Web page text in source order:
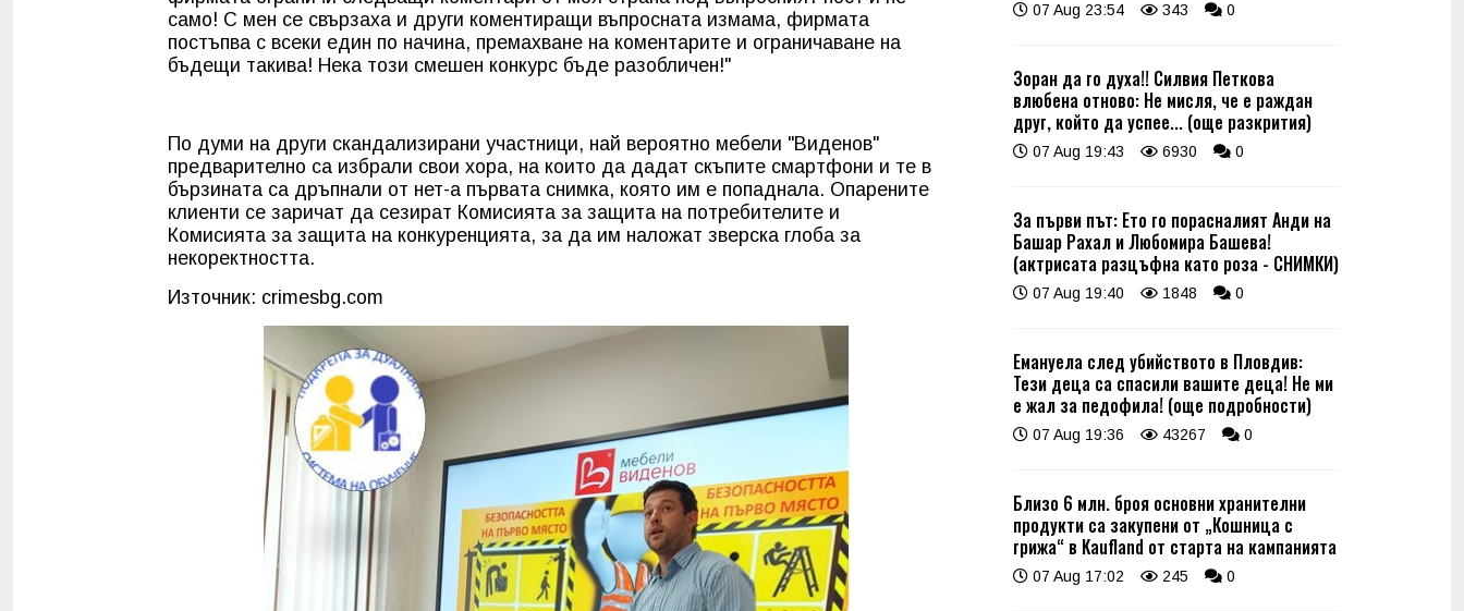
само! С мен се свързаха и други коментиращи въпросната измама, фирмата
постъпва с всеки един по начина, премахване на коментарите и ограничаване на
бъдещи такива! Нека този смешен конкурс бъде разобличен!"
По думи на други скандализирани участници, най вероятно мебели "Виденов"
предварително са избрали свои хора, на които да дадат скъпите смартфони и те в
бързината са дръпнали от нет-а първата снимка, която им е попаднала. Опарените
клиенти се заричат да сезират Комисията за защита на потребителите и
Комисията за защита на конкуренцията, за да им наложат зверска глоба за
некоректността.
Източник: crimesbg.com
07 Aug 23:54 343 0
Зоран да го духа!! Силвия Петкова
влюбена отново: Не мисля, че е раждан
друг, който да успее... (още разкрития)
07 Aug 19:43 6930 0
За първи път: Ето го порасналият Анди на
Башар Рахал и Любомира Башева!
(актрисата разцъфна като роза - СНИМКИ)
07 Aug 19:40 1848 0
Емануела след убийството в Пловдив:
Тези деца са спасили вашите деца! Не ми
е жал за педофила! (още подробности)
07 Aug 19:36 43267 0
Близо 6 млн. броя основни хранителни
продукти са закупени от „Кошница с
грижа“ в Kaufland от старта на кампанията
07 Aug 17:02 245 0